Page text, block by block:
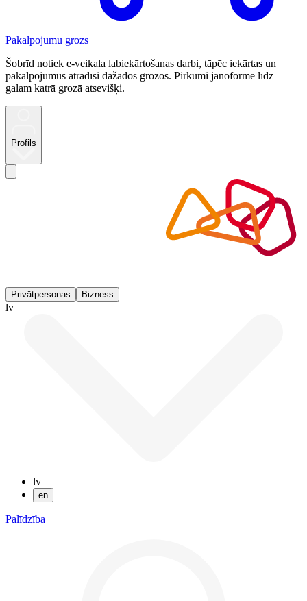
Pakalpojumu grozs
Šobrīd notiek e-veikala labiekārtošanas darbi, tāpēc iekārtas un
pakalpojumus atradīsi dažādos grozos. Pirkumi jānoformē līdz
galam katrā grozā atsevišķi.
Profils
Privātpersonas Bizness
lv
lv
en
Palīdzība